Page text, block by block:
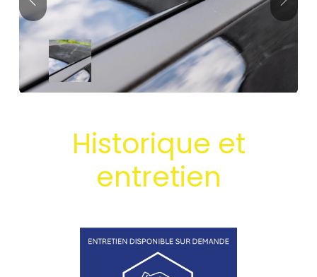
Précédent
Historique et
entretien